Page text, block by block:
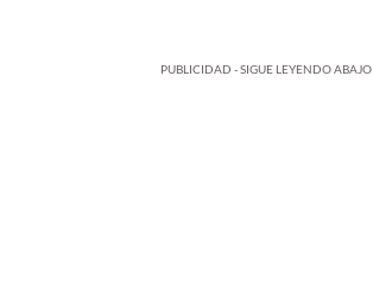
PUBLICIDAD - SIGUE LEYENDO ABAJO